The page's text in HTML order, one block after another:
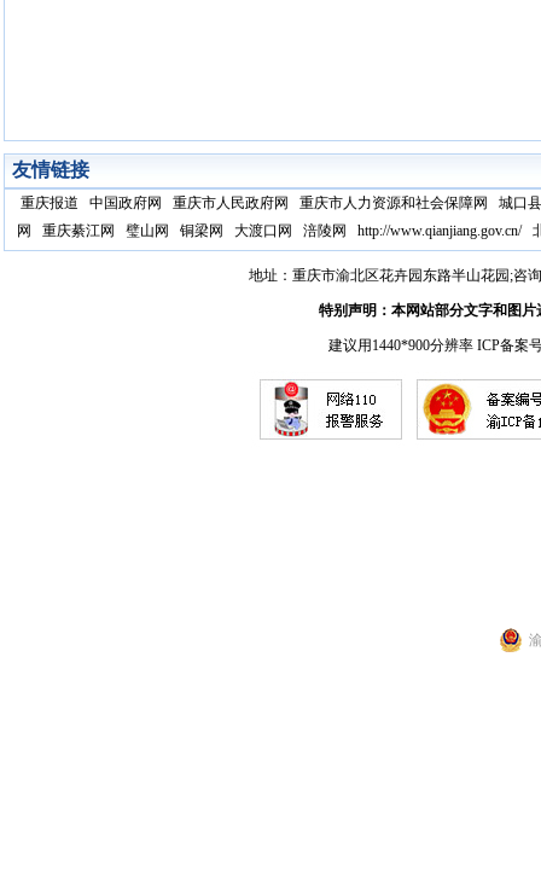
友情链接
重庆报道 中国政府网 重庆市人民政府网 重庆市人力资源和社会保障网
城口
网
重庆綦江网 璧山网 铜梁网 大渡口网 涪陵网 http://www.qianjiang.gov.cn/
地址：重庆市渝北区花卉园东路半山花园;咨
特别声明：本网站部分文字和图
建议用1440*900分辨率 ICP备案